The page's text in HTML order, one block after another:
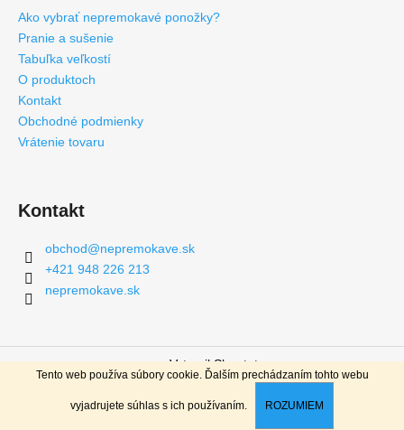
Tento web používa súbory cookie. Ďalším prechádzaním tohto webu
vyjadrujete súhlas s ich používaním. ROZUMIEM
Ako vybrať nepremokavé ponožky?
Pranie a sušenie
Tabuľka veľkostí
O produktoch
Kontakt
Obchodné podmienky
Vrátenie tovaru
Kontakt
obchod@nepremokave.sk
+421 948 226 213
nepremokave.sk
Vytvoril Shoptet